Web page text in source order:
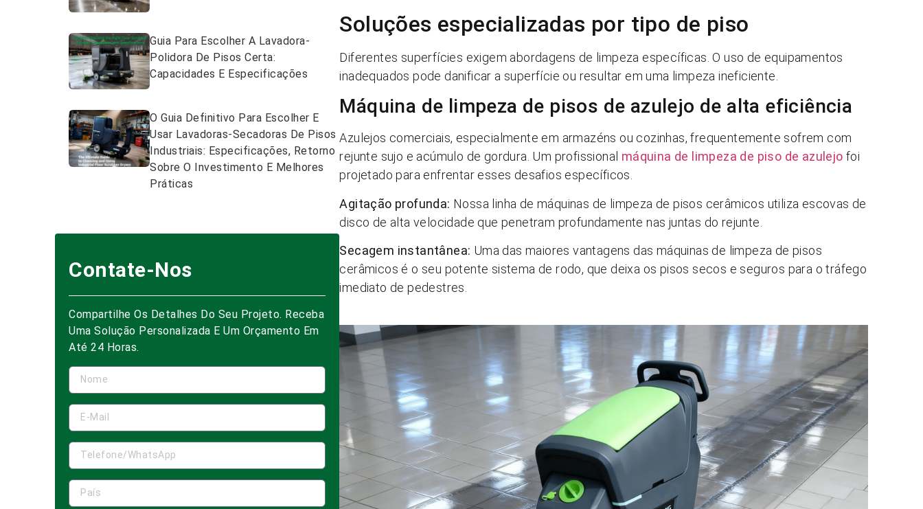
Guia Para Escolher A Lavadora-
Polidora De Pisos Certa:
Capacidades E Especificações
O Guia Definitivo Para Escolher E
Usar Lavadoras-Secadoras De Pisos
Industriais: Especificações, Retorno
Sobre O Investimento E Melhores
Práticas
Contate-Nos
Compartilhe Os Detalhes Do Seu Projeto. Receba
Uma Solução Personalizada E Um Orçamento Em
Até 24 Horas.
Soluções especializadas por tipo de piso
Diferentes superfícies exigem abordagens de limpeza específicas. O uso de equipamentos
inadequados pode danificar a superfície ou resultar em uma limpeza ineficiente.
Máquina de limpeza de pisos de azulejo de alta eficiência
Azulejos comerciais, especialmente em armazéns ou cozinhas, frequentemente sofrem com
rejunte sujo e acúmulo de gordura. Um profissional máquina de limpeza de piso de azulejo foi
projetado para enfrentar esses desafios específicos.
Agitação profunda: Nossa linha de máquinas de limpeza de pisos cerâmicos utiliza escovas de
disco de alta velocidade que penetram profundamente nas juntas do rejunte.
Secagem instantânea: Uma das maiores vantagens das máquinas de limpeza de pisos
cerâmicos é o seu potente sistema de rodo, que deixa os pisos secos e seguros para o tráfego
imediato de pedestres.